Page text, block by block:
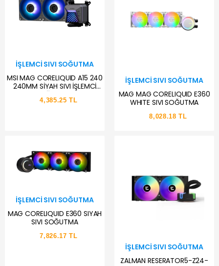
İŞLEMCI SIVI SOĞUTMA
MSI MAG CORELIQUID A15 240
240MM SİYAH SIVI İŞLEMCİ
SOĞUTUCU
4,385.25 TL
İŞLEMCI SIVI SOĞUTMA
MAG MAG CORELIQUID E360
WHITE SIVI SOĞUTMA
8,028.18 TL
İŞLEMCI SIVI SOĞUTMA
MAG CORELIQUID E360 SIYAH
SIVI SOĞUTMA
7,826.17 TL
İŞLEMCI SIVI SOĞUTMA
ZALMAN RESERATOR5-Z24-